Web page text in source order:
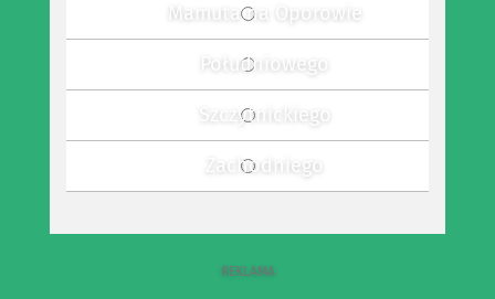
Mamuta na Oporowie
Południowego
Szczytnickiego
Zachodniego
REKLAMA